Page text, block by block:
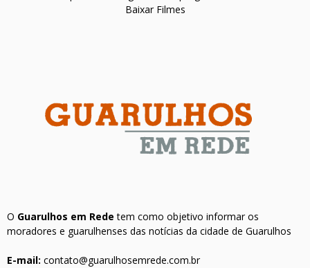
Baixar Filmes
O Guarulhos em Rede tem como objetivo informar os
moradores e guarulhenses das notícias da cidade de Guarulhos
E-mail: contato@guarulhosemrede.com.br